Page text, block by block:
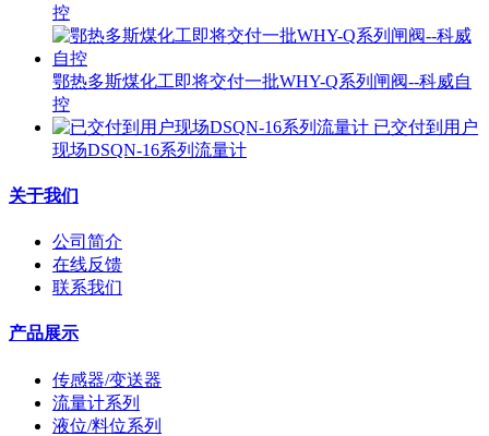
控
鄂热多斯煤化工即将交付一批WHY-Q系列闸阀--科威自
控
已交付到用户
现场DSQN-16系列流量计
关于我们
公司简介
在线反馈
联系我们
产品展示
传感器/变送器
流量计系列
液位/料位系列